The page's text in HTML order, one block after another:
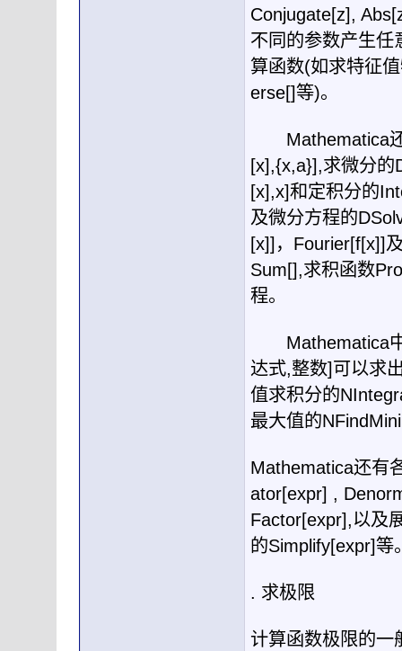
Conjugate[z],
不同的参数产生任
算函数(如求特征
erse[]等)。
Mathematica
[x],{x,a}],求微分的
[x],x]和定积分的
及微分方程的
[x]] ， Fourier[f[x]]
Sum[],求积函数
程。
Mathematica
达式,整数]可以求
值求积分的
最大值的
Mathematica还有
ator[expr] ,
Factor[expr],以及
的Simplify[expr]等
. 求极限
计算函数极限的一